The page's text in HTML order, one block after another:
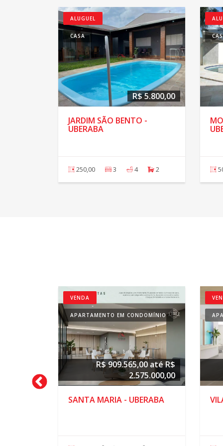
ALUGUEL
CASA
R$ 5.800,00
JARDIM SÃO BENTO -
UBERABA
250,00 3 4 2
VENDA
APARTAMENTO EM CONDOMÍNIO
R$ 909.565,00 até R$
2.575.000,00
SANTA MARIA - UBERABA